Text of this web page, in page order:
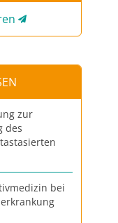
zur
des
bei